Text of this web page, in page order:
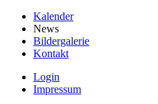
Kalender
News
Bildergalerie
Kontakt
Login
Impressum